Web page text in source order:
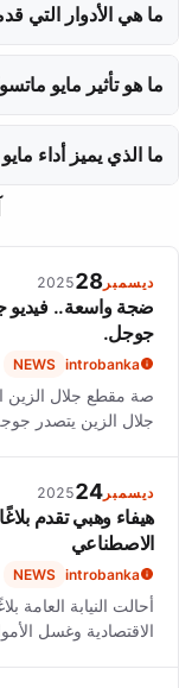
ثقافي بين الفن المحلي
ما هي الأدوار التي
المتميز.
ما هو تأثير مايو
نطاق وصولها إلى
ما الذي يميز أداء
تميزت مايو ماتسوكا
الجماعية، مع الحفاظ
ديسمبر 28
2025
ضجة واسعة.. فيديو
جوجل.
introbanka
NEWS
صة مقطع جلال الزين
جلال الزين يتصدر
ديسمبر 24
2025
هيفاء وهبي تقدم
الاصطناعي
introbanka
NEWS
أحالت النيابة العامة
الاقتصادية وغسل